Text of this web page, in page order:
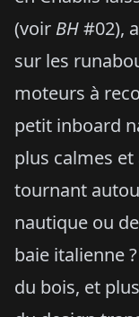
(voir BH#02),
sur les
moteurs à
petit inboard
plus calmes
tournant
nautique ou
baie italienne
du bois, et